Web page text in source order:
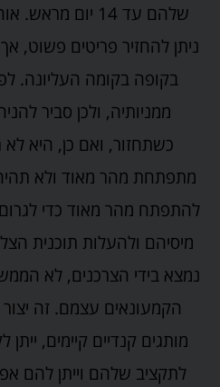
שלהם עד 14 יום
ניתן להחזיר פריטים פשוט,
בקופה בקומה העליונה.
ממניותיה, ולכן סביר
כשתחזור, ואם כן, היא
מתפתחת מהר מאוד ולא
להתפתח מהר מאוד כדי
מיסיהם ולהעלות תוכנית
נמצא בידי הצרכנים, לא
הקמעונאים עצמם. זה
מותגים קנדיים קיימים, ייתן
לתקציב שלהם וייתן להם